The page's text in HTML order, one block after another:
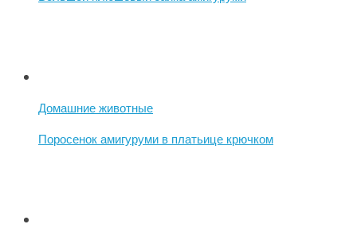
Домашние животные
Поросенок амигуруми в платьице крючком